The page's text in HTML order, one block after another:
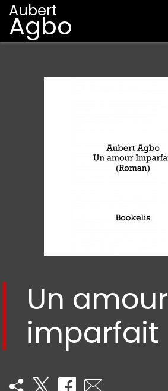
Aubert
Agbo
Un amour
imparfait